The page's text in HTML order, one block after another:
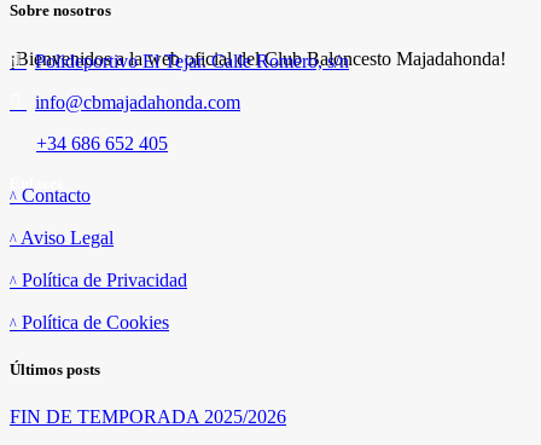
Sobre nosotros
¡Bienvenidos a la web oficial del Club Baloncesto Majadahonda!
Polideportivo El Tejar. Calle Romero, s/n
info@cbmajadahonda.com
+34 686 652 405
Contacto
Aviso Legal
Política de Privacidad
Política de Cookies
Últimos posts
FIN DE TEMPORADA 2025/2026